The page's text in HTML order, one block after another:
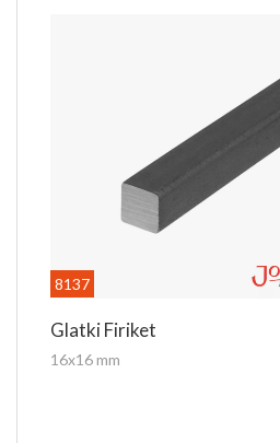
Dodatni nazivi proizvoda: vrh, šiljak,
8137
Glatki Firiket
16x16 mm